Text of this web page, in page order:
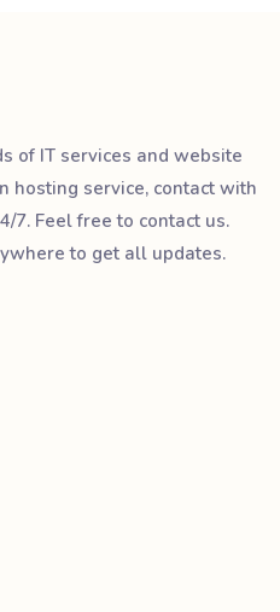
of IT services and website
hosting service, contact with
7. Feel free to contact us.
to get all updates.